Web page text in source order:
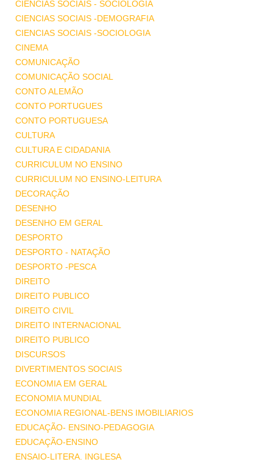
CIENCIAS SOCIAIS - SOCIOLOGIA
CIENCIAS SOCIAIS -DEMOGRAFIA
CIENCIAS SOCIAIS -SOCIOLOGIA
CINEMA
COMUNICAÇÃO
COMUNICAÇÃO SOCIAL
CONTO ALEMÃO
CONTO PORTUGUES
CONTO PORTUGUESA
CULTURA
CULTURA E CIDADANIA
CURRICULUM NO ENSINO
CURRICULUM NO ENSINO-LEITURA
DECORAÇÃO
DESENHO
DESENHO EM GERAL
DESPORTO
DESPORTO - NATAÇÃO
DESPORTO -PESCA
DIREITO
DIREITO PUBLICO
DIREITO CIVIL
DIREITO INTERNACIONAL
DIREITO PUBLICO
DISCURSOS
DIVERTIMENTOS SOCIAIS
ECONOMIA EM GERAL
ECONOMIA MUNDIAL
ECONOMIA REGIONAL-BENS IMOBILIARIOS
EDUCAÇÃO- ENSINO-PEDAGOGIA
EDUCAÇÃO-ENSINO
ENSAIO-LITERA. INGLESA